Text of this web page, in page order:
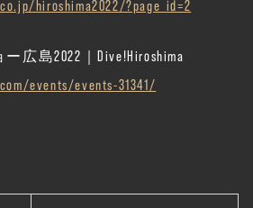
hiroshima2022/?page_id=2
広島2022｜Dive!Hiroshima
events/events-31341/